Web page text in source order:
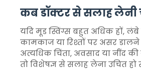
कब डॉक्टर से सलाह लेनी
यदि मूड स्विंग्स बहुत अधिक हों,
कामकाज या रिश्तों पर असर
अत्यधिक चिंता, अवसाद या नींद की
तो विशेषज्ञ से सलाह लेना उचित हो